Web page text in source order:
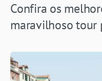
Confira os
maravilhoso tour